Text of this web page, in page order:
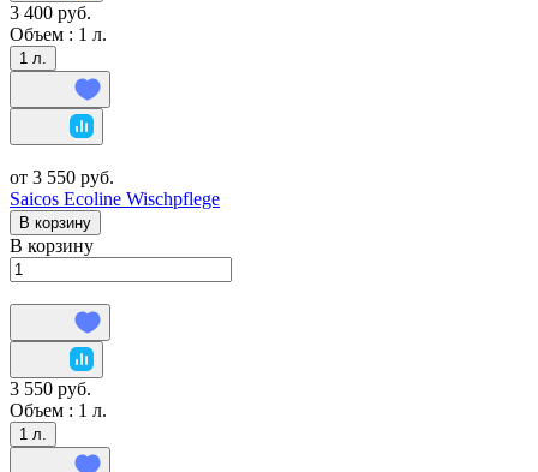
3 400 руб.
Объем : 1 л.
1 л.
от 3 550 руб.
Saicos Ecoline Wischpflege
В корзину
В корзину
3 550 руб.
Объем : 1 л.
1 л.